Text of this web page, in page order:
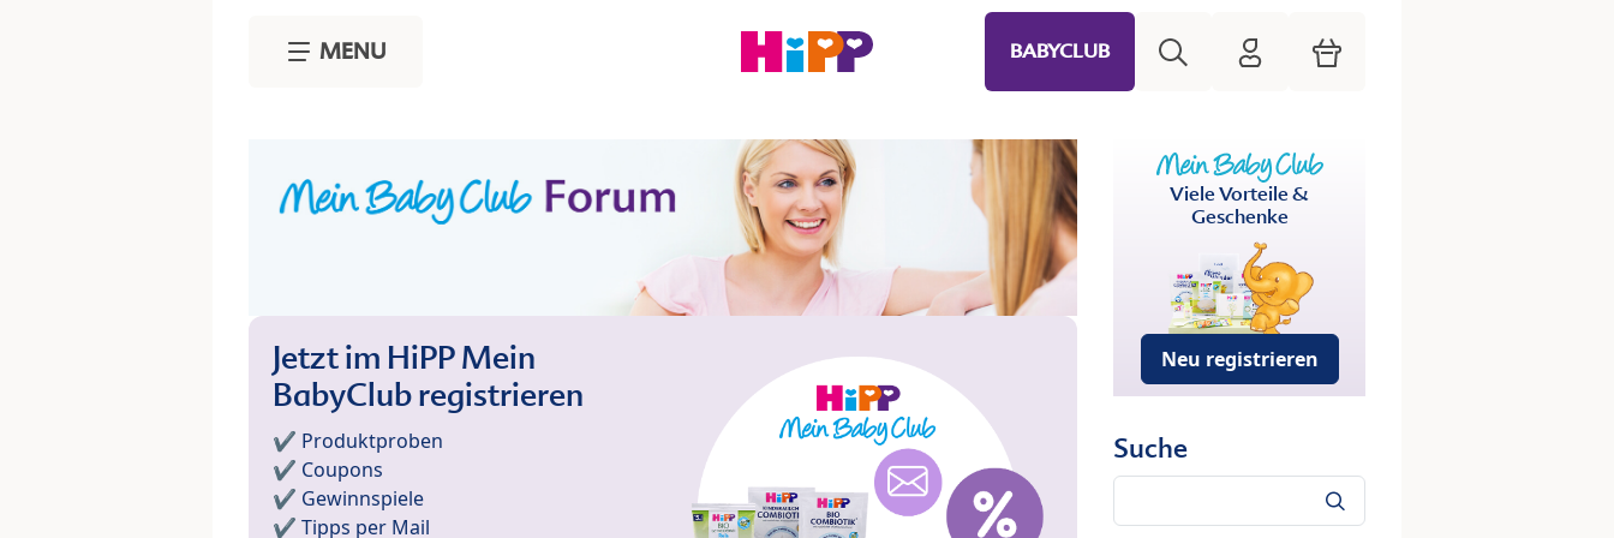
MENU BABYCLUB HiPP Mein Babyclub
Warenkorb
Jetzt im HiPP Mein
BabyClub registrieren
✔️ Produktproben
✔️ Coupons
✔️ Gewinnspiele
✔️ Tipps per Mail
Viele Vorteile &
Geschenke
Neu registrieren
Suche